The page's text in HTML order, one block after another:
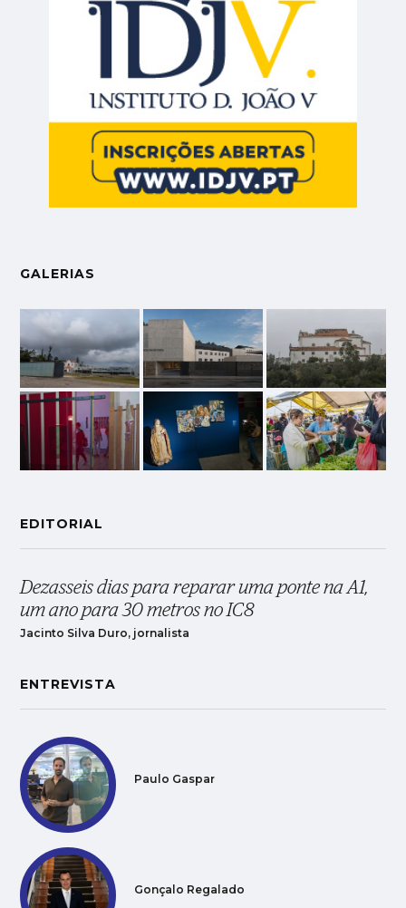
GALERIAS
EDITORIAL
Dezasseis dias para reparar uma ponte na A1,
um ano para 30 metros no IC8
Jacinto Silva Duro, jornalista
ENTREVISTA
Paulo Gaspar
Gonçalo Regalado